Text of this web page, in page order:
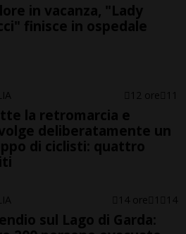
in vacanza, "Lady
finisce in ospedale
12 ore 11
la retromarcia e
deliberatamente un
di ciclisti: quattro
14 ore 1 14
sul Lago di Garda: